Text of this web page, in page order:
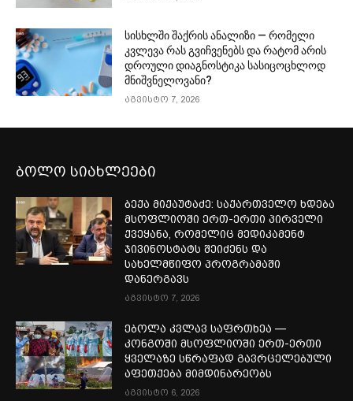
სისხლში შაქრის ანალიზი — რომელი
კვლევა რას გვიჩვენებს და რატომ არის
დროული დიაგნოსტიკა სასიცოცხლოდ
მნიშვნელოვანი?
აგვისტო 7, 2026
ბოლო სიახლეები
ბექა მიქაუტაძე: საქართველო ხდება
მსოფლიოში ერთ-ერთი პირველი
ქვეყანა, რომელიც მედიკამენტ
ჯივინოსტატს შეიძენს და
სახელმწიფო პროგრამაში
დანერგავს
აგვისტო 7, 2026
ებოლა კვლავ საფრთხეა —
კონგოში მსოფლიოში ერთ-ერთი
ყველაზე სწრაფად გავრცელებული
აფეთქება მიმდინარეობს
აგვისტო 6, 2026